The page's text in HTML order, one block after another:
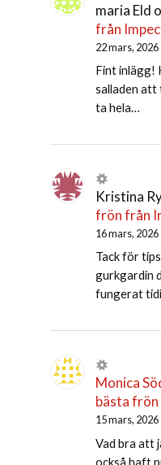
maria Eld
från
22 mars, 2026
Fint inlägg!
salladen att
ta hela…
Kristina
frön från
16 mars, 2026
Tack för
gurkgardin
fungerat
Monica
bästa
15 mars, 2026
Vad bra att
också haft